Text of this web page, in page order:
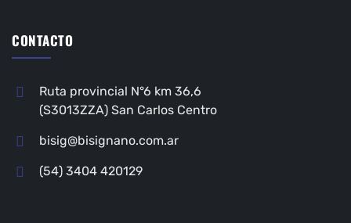
CONTACTO
Ruta provincial N°6 km 36,6
(S3013ZZA) San Carlos Centro
bisig@bisignano.com.ar
(54) 3404 420129